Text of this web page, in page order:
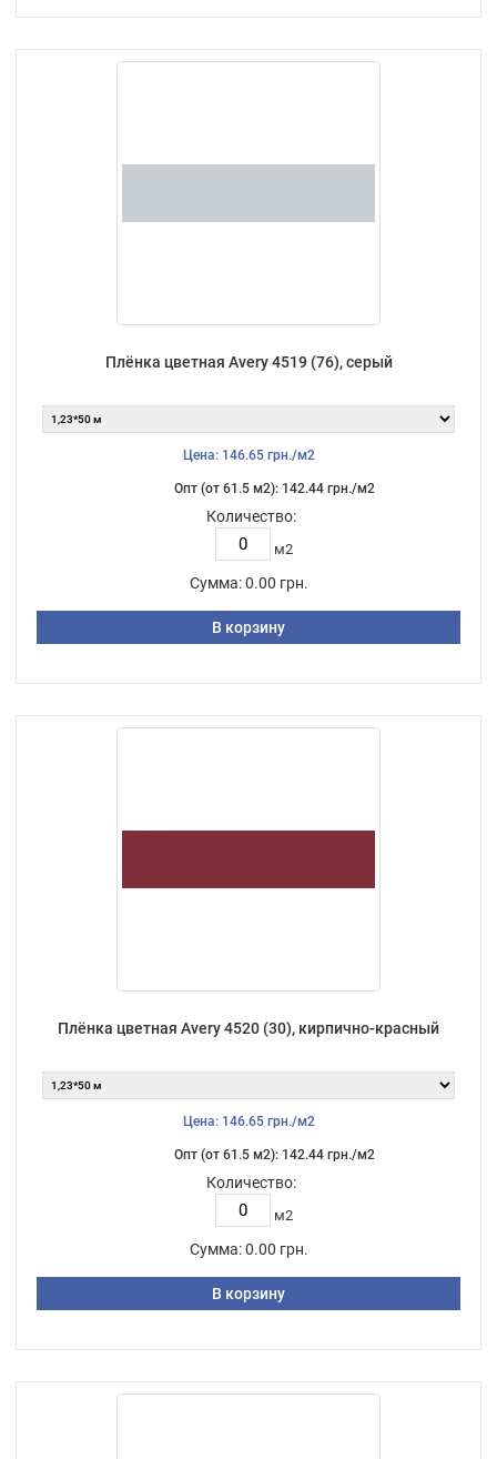
Плёнка цветная Avery 4519 (76), серый
Цена: 146.65 грн./м2
Опт (от 61.5 м2): 142.44 грн./м2
Количество:
м2
Сумма: 0.00 грн.
В корзину
Плёнка цветная Avery 4520 (30), кирпично-красный
Цена: 146.65 грн./м2
Опт (от 61.5 м2): 142.44 грн./м2
Количество:
м2
Сумма: 0.00 грн.
В корзину